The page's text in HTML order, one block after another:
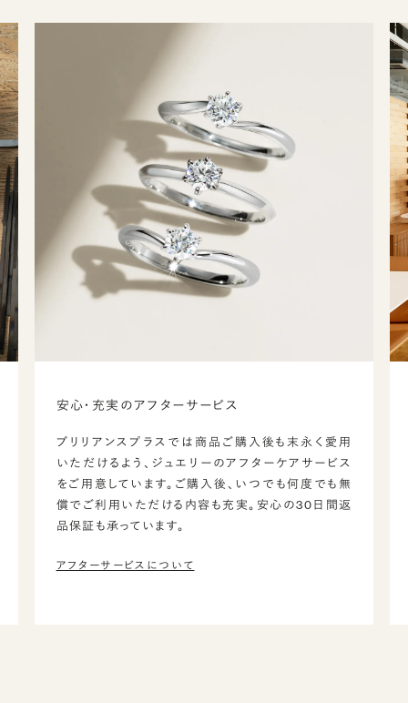
安心・充実のアフターサービス
ブリリアンスプラスでは商品ご購入後も末永く愛用
いただけるよう、ジュエリーのアフターケアサービス
をご用意しています。ご購入後、いつでも何度でも無
償でご利用いただける内容も充実。安心の30日間返
品保証も承っています。
アフターサービスについて